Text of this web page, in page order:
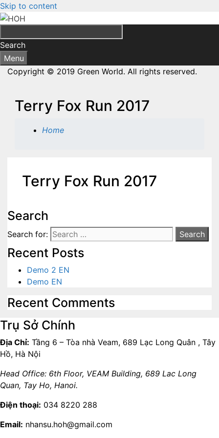
Skip to content
Search
Menu
Copyright © 2019 Green World. All rights reserved.
Terry Fox Run 2017
Home
Terry Fox Run 2017
Search
Search for:
Recent Posts
Demo 2 EN
Demo EN
Recent Comments
Trụ Sở Chính
Địa Chỉ: Tầng 6 – Tòa nhà Veam, 689 Lạc Long Quân , Tây
Hồ, Hà Nội
Head Office: 6th Floor, VEAM Building, 689 Lac Long
Quan, Tay Ho, Hanoi.
Điện thoại: 034 8220 288
Email: nhansu.hoh@gmail.com